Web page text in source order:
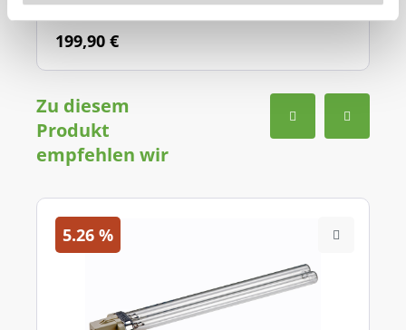
199,90 €
Zu diesem
Produkt
empfehlen wir
5.26 %